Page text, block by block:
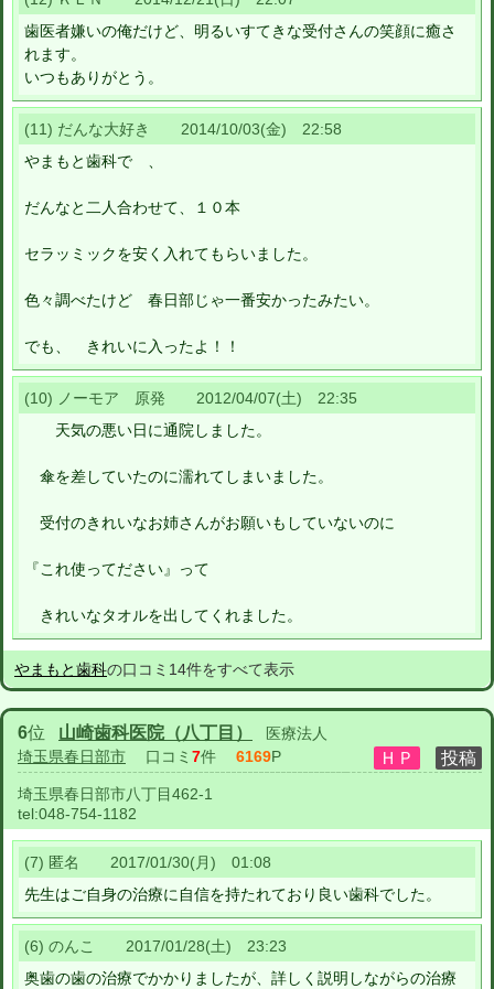
歯医者嫌いの俺だけど、明るいすてきな受付さんの笑顔に癒さ
れます。
いつもありがとう。
(11) だんな大好き 2014/10/03(金) 22:58
やまもと歯科で 、
だんなと二人合わせて、１０本
セラッミックを安く入れてもらいました。
色々調べたけど 春日部じゃ一番安かったみたい。
でも、 きれいに入ったよ！！
(10) ノーモア 原発 2012/04/07(土) 22:35
天気の悪い日に通院しました。
傘を差していたのに濡れてしまいました。
受付のきれいなお姉さんがお願いもしていないのに
『これ使ってださい』って
きれいなタオルを出してくれました。
やまもと歯科の口コミ14件をすべて表示
6位 山崎歯科医院（八丁目）
医療法人
埼玉県春日部市 口コミ 7件 6169P
埼玉県春日部市八丁目462-1
tel:048-754-1182
(7) 匿名 2017/01/30(月) 01:08
先生はご自身の治療に自信を持たれており良い歯科でした。
(6) のんこ 2017/01/28(土) 23:23
奥歯の歯の治療でかかりましたが、詳しく説明しながらの治療